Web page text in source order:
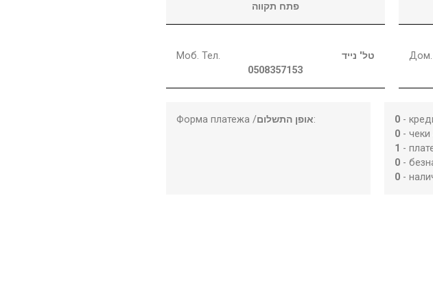
פתח תקווה
Моб. Тел.
טל' נייד
0508357153
Дом.
Форма платежа /אופן התשלום: 0-
0- чеки
1 -
0-
0-